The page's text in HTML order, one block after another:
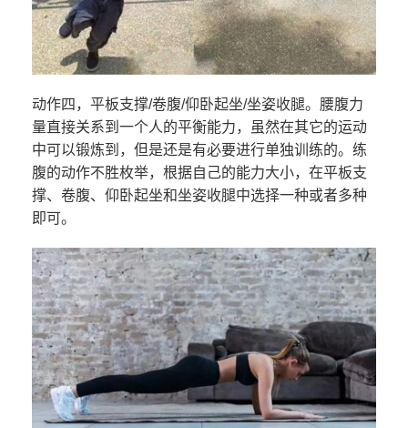
动作四，平板支撑/卷腹/仰卧起坐/坐姿收腿。腰腹力
量直接关系到一个人的平衡能力，虽然在其它的运动
中可以锻炼到，但是还是有必要进行单独训练的。练
腹的动作不胜枚举，根据自己的能力大小，在平板支
撑、卷腹、仰卧起坐和坐姿收腿中选择一种或者多种
即可。